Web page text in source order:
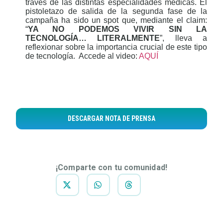
través de las distintas especialidades médicas. El
pistoletazo de salida de la segunda fase de la
campaña ha sido un spot que, mediante el claim:
“YA NO PODEMOS VIVIR SIN LA
TECNOLOGÍA… LITERALMENTE”, lleva a
reflexionar sobre la importancia crucial de este tipo
de tecnología. Accede al video: AQUÍ
DESCARGAR NOTA DE PRENSA
¡Comparte con tu comunidad!